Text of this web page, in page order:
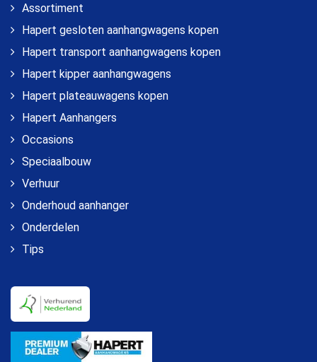
Assortiment
Hapert gesloten aanhangwagens kopen
Hapert transport aanhangwagens kopen
Hapert kipper aanhangwagens
Hapert plateauwagens kopen
Hapert Aanhangers
Occasions
Speciaalbouw
Verhuur
Onderhoud aanhanger
Onderdelen
Tips